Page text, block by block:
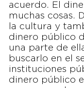
acuerdo. El
muchas cosas.
la cultura y
dinero público
una parte de
buscarlo en el
instituciones
dinero público